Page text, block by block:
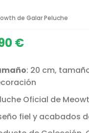
de Galar Peluche
€
: 20 cm,
Oficial de
fiel y acabados